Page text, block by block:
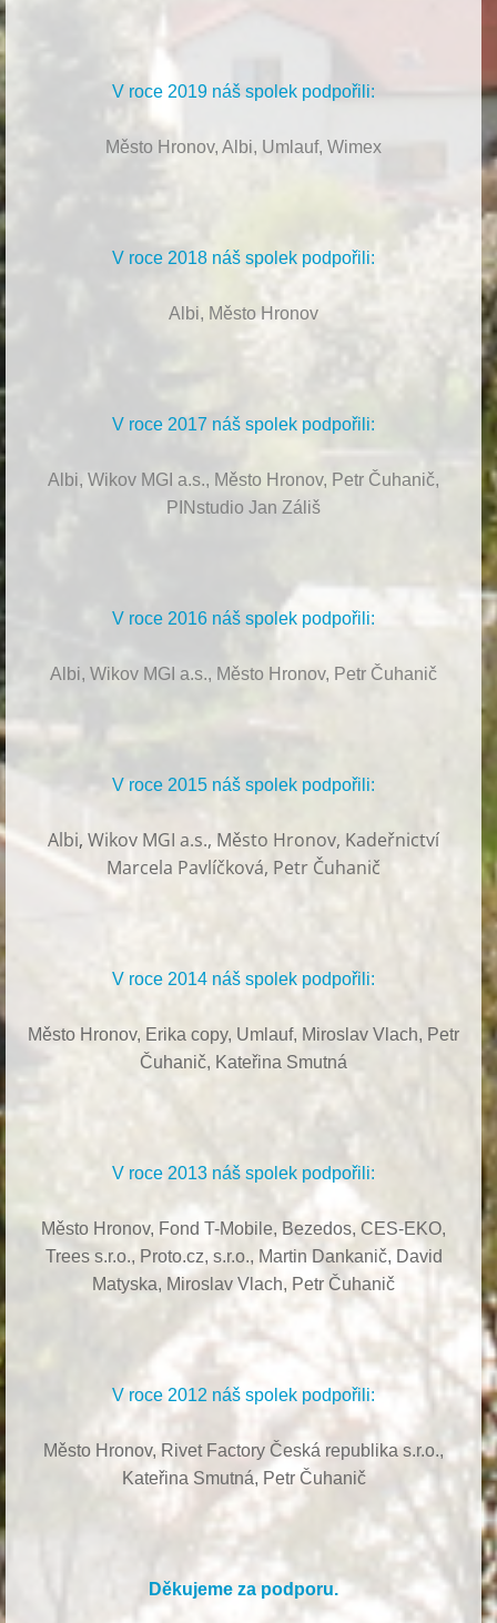
V roce 2019 náš spolek podpořili:
Město Hronov, Albi, Umlauf, Wimex
V roce 2018 náš spolek podpořili:
Albi, Město Hronov
V roce 2017 náš spolek podpořili:
Albi, Wikov MGI a.s., Město Hronov, Petr Čuhanič,
PINstudio Jan Záliš
V roce 2016 náš spolek podpořili:
Albi, Wikov MGI a.s., Město Hronov, Petr Čuhanič
V roce 2015 náš spolek podpořili:
Albi,Wikov MGI a.s., Město Hronov, Kadeřnictví
Marcela Pavlíčková, Petr Čuhanič
V roce 2014 náš spolek podpořili:
Město Hronov, Erika copy, Umlauf, Miroslav Vlach, Petr
Čuhanič, Kateřina Smutná
V roce 2013 náš spolek podpořili:
Město Hronov, Fond T-Mobile, Bezedos, CES-EKO,
Trees s.r.o., Proto.cz, s.r.o., Martin Dankanič, David
Matyska, Miroslav Vlach, Petr Čuhanič
V roce 2012 náš spolek podpořili:
Město Hronov, Rivet Factory Česká republika s.r.o.,
Kateřina Smutná, Petr Čuhanič
Děkujeme za podporu.